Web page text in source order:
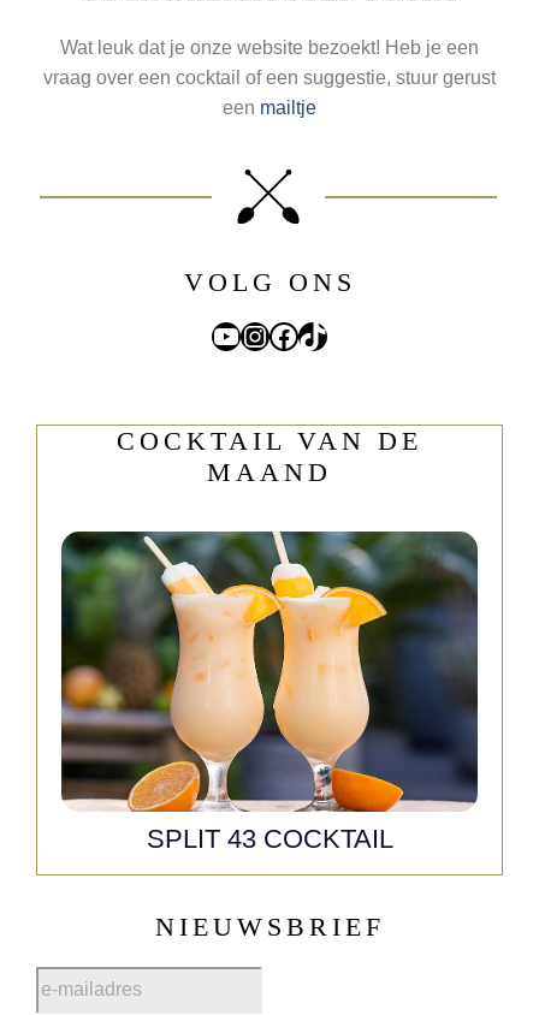
Wat leuk dat je onze website bezoekt! Heb je een
vraag over een cocktail of een suggestie, stuur gerust
een mailtje
VOLG ONS
YouTube
Instagram
Facebook
TikTok
COCKTAIL VAN DE
MAAND
SPLIT 43 COCKTAIL
NIEUWSBRIEF